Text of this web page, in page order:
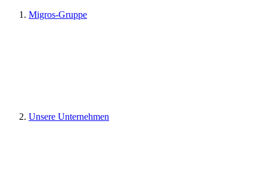
Migros-Gruppe
Unsere Unternehmen